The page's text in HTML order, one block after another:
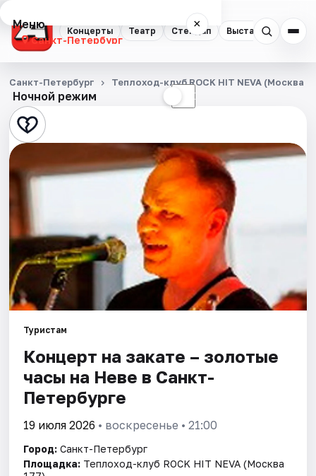
Концерты Театр Стендап Выставки
Меню ×
Санкт-Петербург
Концерты
Театр
Стендап
Выставки
Экскурсии
Спорт
События
Города
Площадки
Артисты
Рейтинги
Ночной режим ☾
Санкт-Петербург Теплоход-клуб ROCK HIT NEVA (Москва
Туристам
Концерт на закате – золотые
часы на Неве в Санкт-
Петербурге
19 июля 2026 • воскресенье • 21:00
Город: Санкт-Петербург
Площадка: Теплоход-клуб ROCK HIT NEVA (Москва